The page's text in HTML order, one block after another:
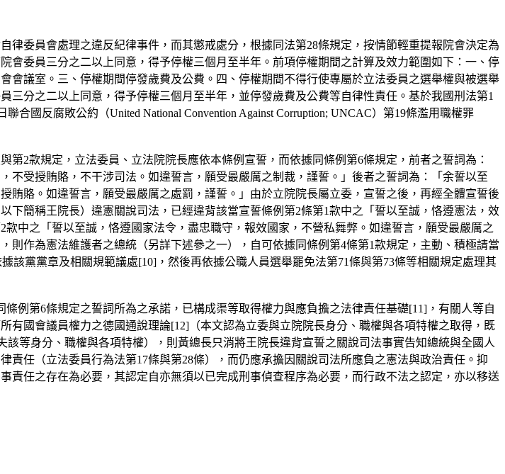
委員會處理之違反紀律事件，而其懲戒處分，根據同法第28條規定，按情節輕重提報院會決定為
委員三分之二以上同意，得予停權三個月至半年。前項停權期間之計算及效力範圍如下：一、停
議室。三、停權期間停發歲費及公費。四、停權期間不得行使專屬於立法委員之選舉權與被選舉
分之二以上同意，得予停權三個月至半年，並停發歲費及公費等自律性責任。基於我國刑法第1
合國反腐敗公約（United National Convention Against Corruption; UNCAC）第19條濫用職權罪
2款規定，立法委員、立法院院長應依本條例宣誓，而依據同條例第6條規定，前者之誓詞為：
不受授賄賂，不干涉司法。如違誓言，願受最嚴厲之制裁，謹誓。」後者之誓詞為：「余誓以至
賂。如違誓言，願受最嚴厲之處罰，謹誓。」由於立院院長屬立委，宣誓之後，再經全體宣誓後
簡稱王院長）違憲關說司法，已經違背該當宣誓條例第2條第1款中之「誓以至誠，恪遵憲法，效
中之「誓以至誠，恪遵國家法令，盡忠職守，報效國家，不營私舞弊。如違誓言，願受最嚴厲之
作為憲法維護者之總統（另詳下述參之一），自可依據同條例第4條第1款規定，主動、積極請當
黨黨章及相關規範議處[10]，然後再依據公職人員選舉罷免法第71條與第73條等相關規定處理其
例第6條規定之誓詞所為之承諾，已構成渠等取得權力與應負擔之法律責任基礎[11]，有關人等自
國會議員權力之德國通說理論[12]（本文認為立委與立院院長身分、職權與各項特權之取得，既
等身分、職權與各項特權），則黃總長只消將王院長違背宣誓之關說司法事實告知總統與全國人
任（立法委員行為法第17條與第28條），而仍應承擔因關說司法所應負之憲法與政治責任。抑
責任之存在為必要，其認定自亦無須以已完成刑事偵查程序為必要，而行政不法之認定，亦以移送